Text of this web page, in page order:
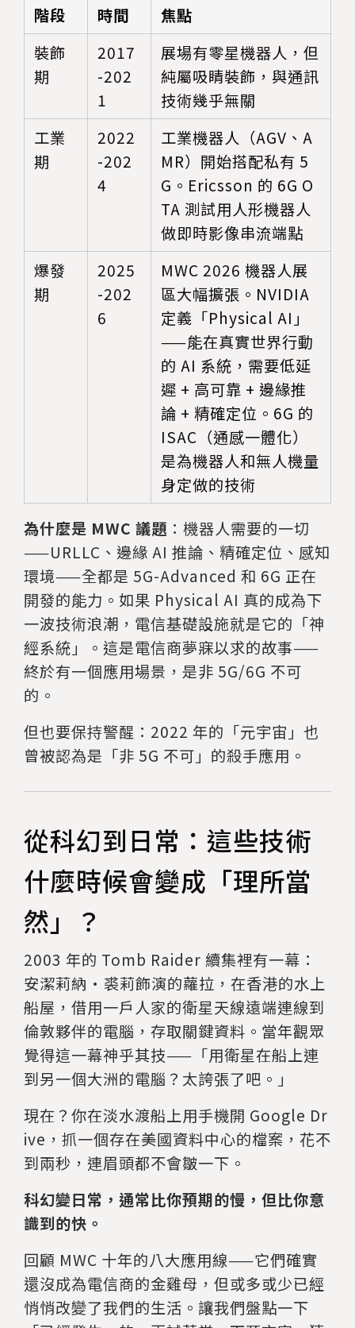
階段
時間
焦點
裝飾
期
2017
-202
1
展場有零星機器人，但
純屬吸睛裝飾，與通訊
技術幾乎無關
工業
期
2022
-202
4
工業機器人（AGV、A
MR）開始搭配私有 5
G。Ericsson 的 6G O
TA 測試用人形機器人
做即時影像串流端點
爆發
期
2025
-202
6
MWC 2026 機器人展
區大幅擴張。NVIDIA
定義「Physical AI」
——能在真實世界行動
的 AI 系統，需要低延
遲 + 高可靠 + 邊緣推
論 + 精確定位。6G 的
ISAC（通感一體化）
是為機器人和無人機量
身定做的技術
為什麼是 MWC 議題 ：機器人需要的一切
——URLLC、邊緣 AI 推論、精確定位、感知
環境——全都是 5G-Advanced 和 6G 正在
開發的能力。如果 Physical AI 真的成為下
一波技術浪潮，電信基礎設施就是它的「神
經系統」。這是電信商夢寐以求的故事——
終於有一個應用場景，是非 5G/6G 不可
的。
但也要保持警醒：2022 年的「元宇宙」也
曾被認為是「非 5G 不可」的殺手應用。
從科幻到日常：這些技術
什麼時候會變成「理所當
然」？
2003 年的 Tomb Raider 續集裡有一幕：
安潔莉納·裘莉飾演的蘿拉，在香港的水上
船屋，借用一戶人家的衛星天線遠端連線到
倫敦夥伴的電腦，存取關鍵資料。當年觀眾
覺得這一幕神乎其技——「用衛星在船上連
到另一個大洲的電腦？太誇張了吧。」
現在？你在淡水渡船上用手機開 Google Dr
ive，抓一個存在美國資料中心的檔案，花不
到兩秒，連眉頭都不會皺一下。
科幻變日常，通常比你預期的慢，但比你意
識到的快。
回顧 MWC 十年的八大應用線——它們確實
還沒成為電信商的金雞母，但或多或少已經
悄悄改變了我們的生活。讓我們盤點一下